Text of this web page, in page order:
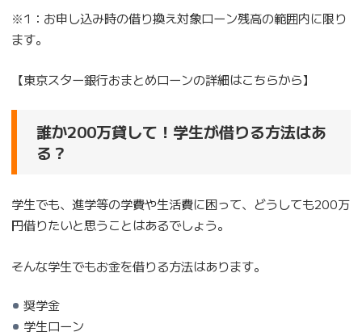
※1：お申し込み時の借り換え対象ローン残高の範囲内に限り
ます。
【東京スター銀行おまとめローンの詳細はこちらから】
誰か200万貸して！学生が借りる方法はあ
る？
学生でも、進学等の学費や生活費に困って、どうしても200万
円借りたいと思うことはあるでしょう。
そんな学生でもお金を借りる方法はあります。
奨学金
学生ローン